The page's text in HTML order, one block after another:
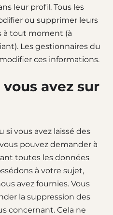
leur profil. Tous les
ou supprimer leurs
à tout moment (à
Les gestionnaires du
ces informations.
avez sur
si vous avez laissé des
pouvez demander à
toutes les données
à votre sujet,
avez fournies. Vous
la suppression des
concernant. Cela ne